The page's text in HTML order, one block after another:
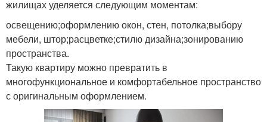
жилищах уделяется следующим моментам:
освещению;оформлению окон, стен, потолка;выбору
мебели, штор;расцветке;стилю дизайна;зонированию
пространства.
Такую квартиру можно превратить в
многофункциональное и комфортабельное пространство
с оригинальным оформлением.